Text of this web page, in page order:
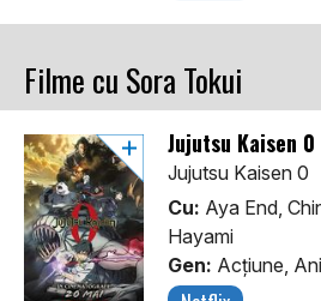
Filme cu Sora Tokui
Jujutsu Kaisen
Jujutsu Kaisen 0
Cu: Aya End,
Hayami
Gen: Acţiune,